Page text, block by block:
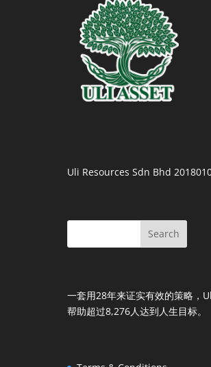
Uli Resources Sdn Bhd
一套用28年来证实有效的策略，
帮助超过8,276人达到人生目标。